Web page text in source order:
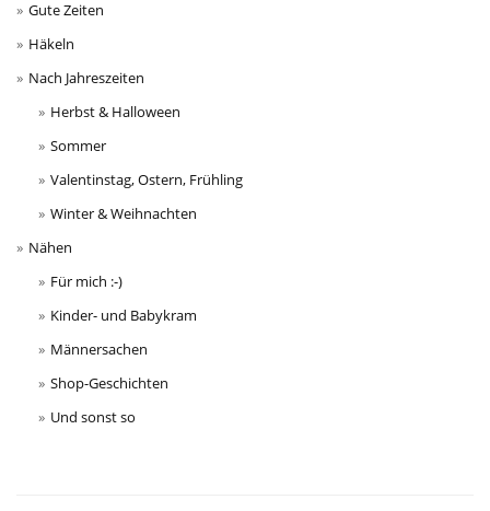
Gute Zeiten
Häkeln
Nach Jahreszeiten
Herbst & Halloween
Sommer
Valentinstag, Ostern, Frühling
Winter & Weihnachten
Nähen
Für mich :-)
Kinder- und Babykram
Männersachen
Shop-Geschichten
Und sonst so